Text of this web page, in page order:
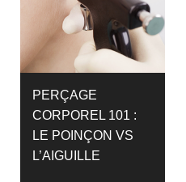
PERÇAGE
CORPOREL 101 :
LE POINÇON VS
L’AIGUILLE